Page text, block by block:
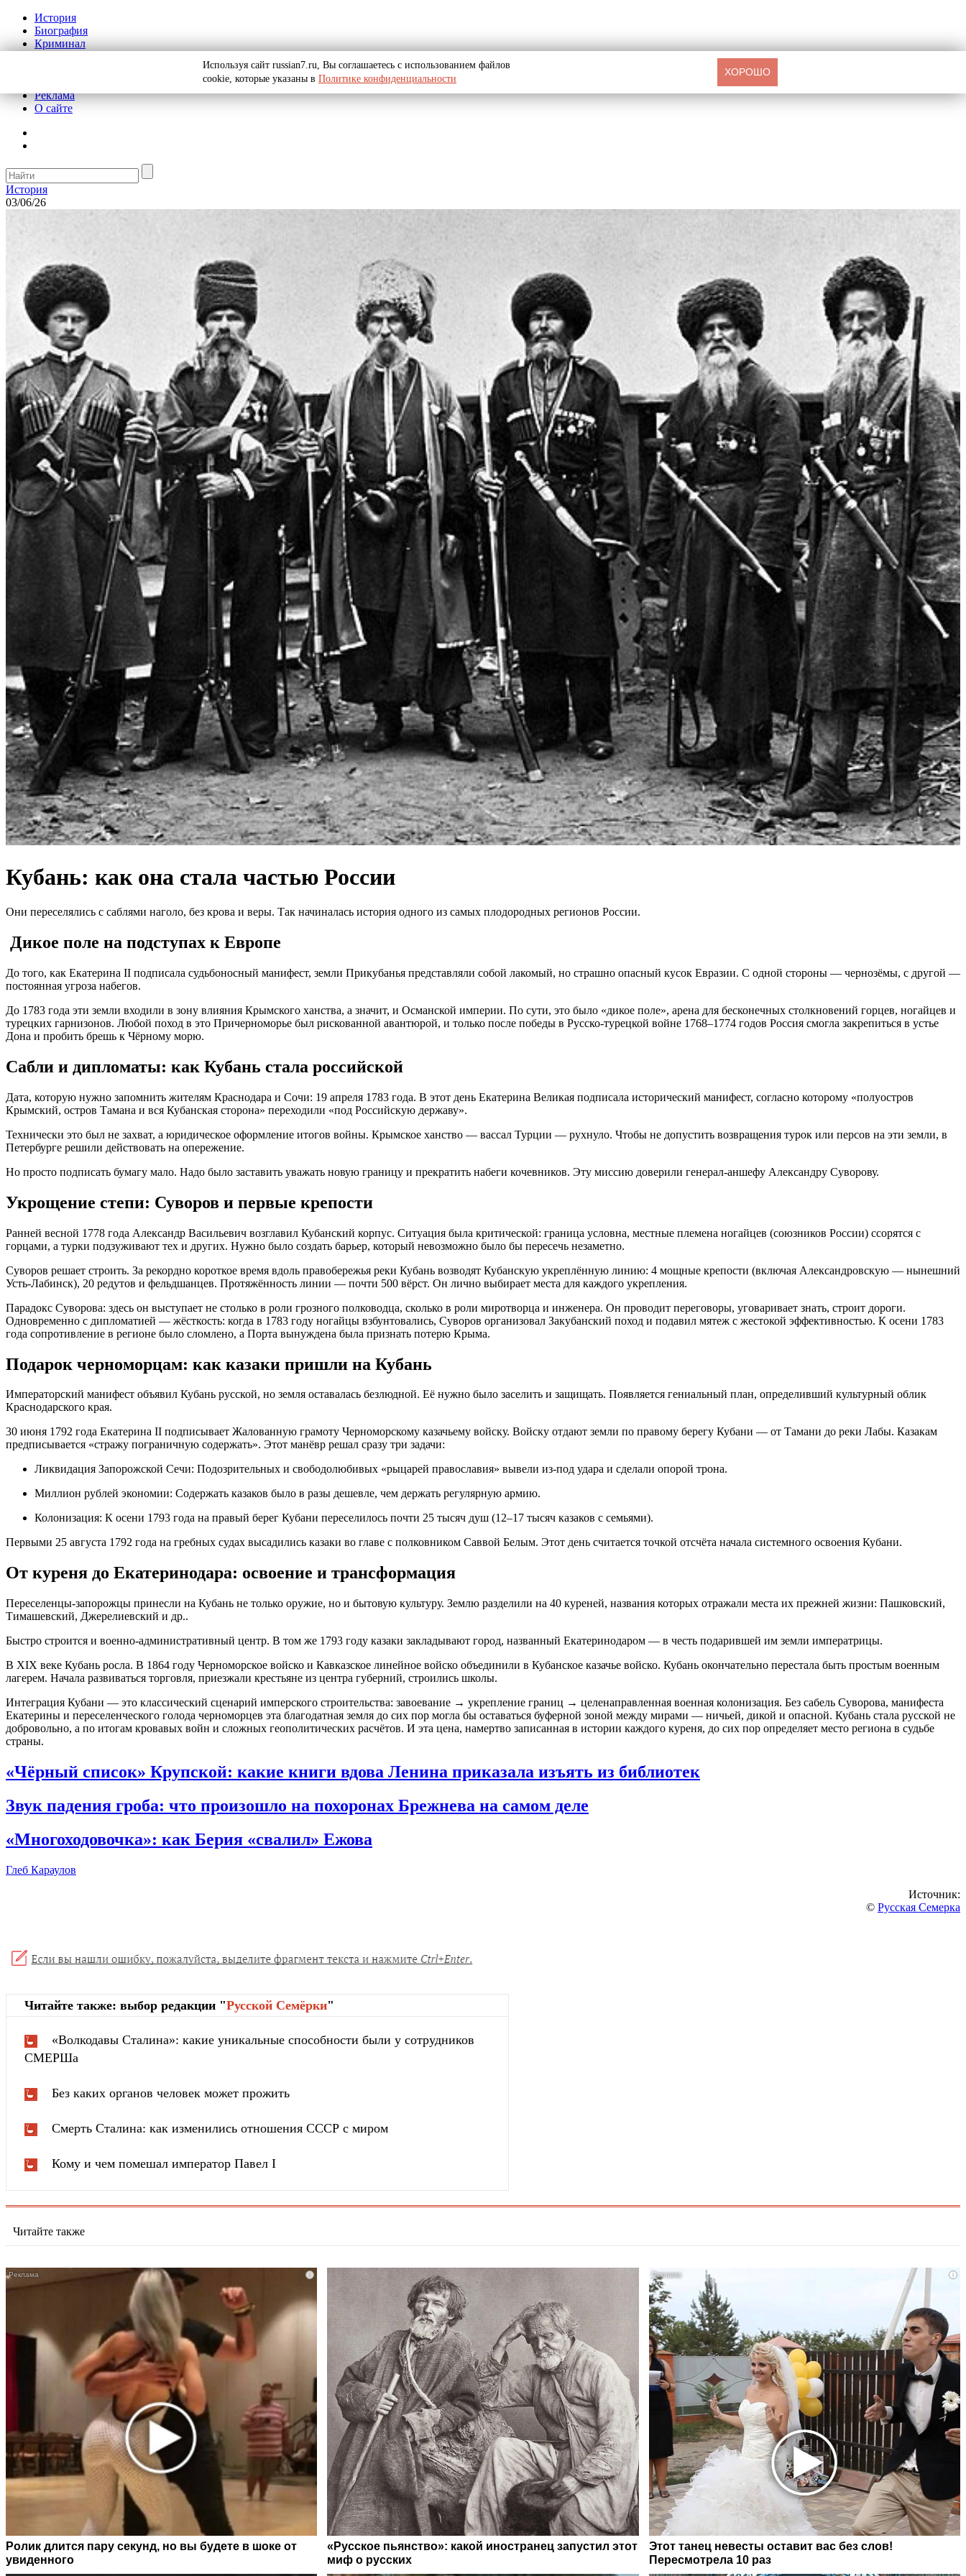
История
Биография
Криминал
Реклама
О сайте
История
03/06/26
Кубань: как она стала частью России
Они переселялись с саблями наголо, без крова и веры. Так начиналась история одного из самых плодородных регионов России.
Дикое поле на подступах к Европе
До того, как Екатерина II подписала судьбоносный манифест, земли Прикубанья представляли собой лакомый, но страшно опасный кусок Евразии. С одной стороны — чернозёмы, с другой —
постоянная угроза набегов.
До 1783 года эти земли входили в зону влияния Крымского ханства, а значит, и Османской империи. По сути, это было «дикое поле», арена для бесконечных столкновений горцев, ногайцев и
турецких гарнизонов. Любой поход в это Причерноморье был рискованной авантюрой, и только после победы в Русско-турецкой войне 1768–1774 годов Россия смогла закрепиться в устье
Дона и пробить брешь к Чёрному морю.
Сабли и дипломаты: как Кубань стала российской
Дата, которую нужно запомнить жителям Краснодара и Сочи: 19 апреля 1783 года. В этот день Екатерина Великая подписала исторический манифест, согласно которому «полуостров
Крымский, остров Тамана и вся Кубанская сторона» переходили «под Российскую державу».
Технически это был не захват, а юридическое оформление итогов войны. Крымское ханство — вассал Турции — рухнуло. Чтобы не допустить возвращения турок или персов на эти земли, в
Петербурге решили действовать на опережение.
Но просто подписать бумагу мало. Надо было заставить уважать новую границу и прекратить набеги кочевников. Эту миссию доверили генерал-аншефу Александру Суворову.
Укрощение степи: Суворов и первые крепости
Ранней весной 1778 года Александр Васильевич возглавил Кубанский корпус. Ситуация была критической: граница условна, местные племена ногайцев (союзников России) ссорятся с
горцами, а турки подзуживают тех и других. Нужно было создать барьер, который невозможно было бы пересечь незаметно.
Суворов решает строить. За рекордно короткое время вдоль правобережья реки Кубань возводят Кубанскую укреплённую линию: 4 мощные крепости (включая Александровскую — нынешний
Усть-Лабинск), 20 редутов и фельдшанцев. Протяжённость линии — почти 500 вёрст. Он лично выбирает места для каждого укрепления.
Парадокс Суворова: здесь он выступает не столько в роли грозного полководца, сколько в роли миротворца и инженера. Он проводит переговоры, уговаривает знать, строит дороги.
Одновременно с дипломатией — жёсткость: когда в 1783 году ногайцы взбунтовались, Суворов организовал Закубанский поход и подавил мятеж с жестокой эффективностью. К осени 1783
года сопротивление в регионе было сломлено, а Порта вынуждена была признать потерю Крыма.
Подарок черноморцам: как казаки пришли на Кубань
Императорский манифест объявил Кубань русской, но земля оставалась безлюдной. Её нужно было заселить и защищать. Появляется гениальный план, определивший культурный облик
Краснодарского края.
30 июня 1792 года Екатерина II подписывает Жалованную грамоту Черноморскому казачьему войску. Войску отдают земли по правому берегу Кубани — от Тамани до реки Лабы. Казакам
предписывается «стражу пограничную содержать». Этот манёвр решал сразу три задачи:
Ликвидация Запорожской Сечи: Подозрительных и свободолюбивых «рыцарей православия» вывели из-под удара и сделали опорой трона.
Миллион рублей экономии: Содержать казаков было в разы дешевле, чем держать регулярную армию.
Колонизация: К осени 1793 года на правый берег Кубани переселилось почти 25 тысяч душ (12–17 тысяч казаков с семьями).
Первыми 25 августа 1792 года на гребных судах высадились казаки во главе с полковником Саввой Белым. Этот день считается точкой отсчёта начала системного освоения Кубани.
От куреня до Екатеринодара: освоение и трансформация
Переселенцы-запорожцы принесли на Кубань не только оружие, но и бытовую культуру. Землю разделили на 40 куреней, названия которых отражали места их прежней жизни: Пашковский,
Тимашевский, Джерелиевский и др..
Быстро строится и военно-административный центр. В том же 1793 году казаки закладывают город, названный Екатеринодаром — в честь подарившей им земли императрицы.
В XIX веке Кубань росла. В 1864 году Черноморское войско и Кавказское линейное войско объединили в Кубанское казачье войско. Кубань окончательно перестала быть простым военным
лагерем. Начала развиваться торговля, приезжали крестьяне из центра губерний, строились школы.
Интеграция Кубани — это классический сценарий имперского строительства: завоевание → укрепление границ → целенаправленная военная колонизация. Без сабель Суворова, манифеста
Екатерины и переселенческого голода черноморцев эта благодатная земля до сих пор могла бы оставаться буферной зоной между мирами — ничьей, дикой и опасной. Кубань стала русской не
добровольно, а по итогам кровавых войн и сложных геополитических расчётов. И эта цена, намертво записанная в истории каждого куреня, до сих пор определяет место региона в судьбе
страны.
«Чёрный список» Крупской: какие книги вдова Ленина приказала изъять из библиотек
Звук падения гроба: что произошло на похоронах Брежнева на самом деле
«Многоходовочка»: как Берия «свалил» Ежова
Глеб Караулов
Источник:
© Русская Семерка
Читайте также: выбор редакции "Русской Cемёрки"
«Волкодавы Сталина»: какие уникальные способности были у сотрудников
СМЕРШа
Без каких органов человек может прожить
Смерть Сталина: как изменились отношения СССР с миром
Кому и чем помешал император Павел I
Читайте также
i
Ролик длится пару секунд, но вы будете в шоке от
увиденного
«Русское пьянство»: какой иностранец запустил этот
миф о русских
i
Этот танец невесты оставит вас без слов!
Пересмотрела 10 раз
Используя сайт russian7.ru, Вы соглашаетесь с использованием файлов
cookie, которые указаны в Политике конфиденциальности
ХОРОШО